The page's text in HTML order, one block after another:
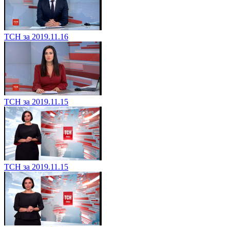
ТСН за 2019.11.16
ТСН за 2019.11.15
ТСН за 2019.11.15